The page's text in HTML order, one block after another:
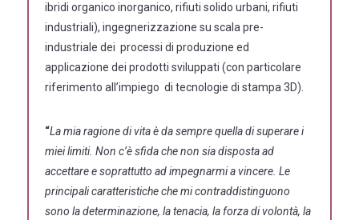
ibridi organico inorganico, rifiuti solido urbani, rifiuti
industriali), ingegnerizzazione su scala pre-
industriale dei processi di produzione ed
applicazione dei prodotti sviluppati (con particolare
riferimento all’impiego di tecnologie di stampa 3D).
“La mia ragione di vita è da sempre quella di superare i
miei limiti. Non c’è sfida che non sia disposta ad
accettare e soprattutto ad impegnarmi a vincere. Le
principali caratteristiche che mi contraddistinguono
sono la determinazione, la tenacia, la forza di volontà, la